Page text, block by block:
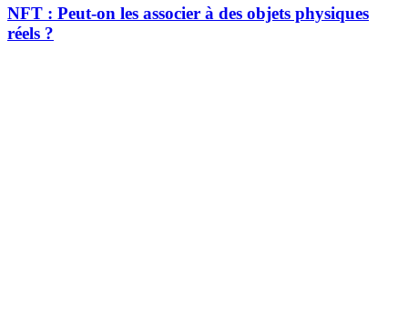
NFT : Peut-on les associer à des objets physiques
réels ?